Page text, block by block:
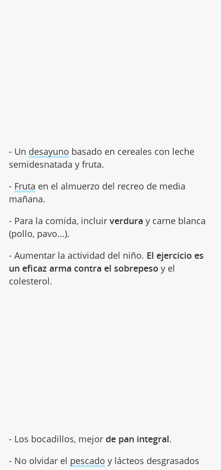
- Un desayuno basado en cereales con leche
semidesnatada y fruta.
- Fruta en el almuerzo del recreo de media
mañana.
- Para la comida, incluir verdura y carne blanca
(pollo, pavo...).
- Aumentar la actividad del niño. El ejercicio es
un eficaz arma contra el sobrepeso y el
colesterol.
- Los bocadillos, mejor de pan integral.
- No olvidar el pescado y lácteos desgrasados